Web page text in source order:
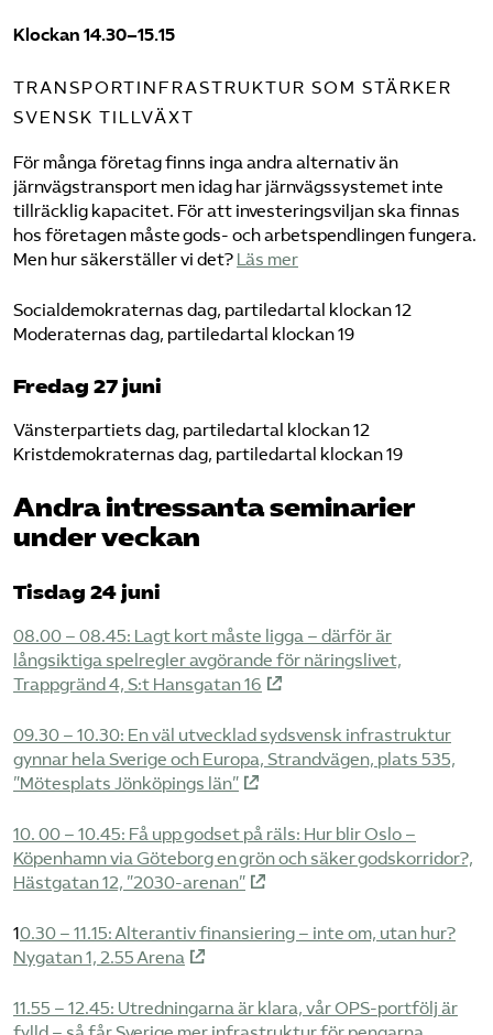
Klockan 14.30–15.15
TRANSPORTINFRASTRUKTUR SOM STÄRKER
SVENSK TILLVÄXT
För många företag finns inga andra alternativ än
järnvägstransport men idag har järnvägssystemet inte
tillräcklig kapacitet. För att investeringsviljan ska finnas
hos företagen måste gods- och arbetspendlingen fungera.
Men hur säkerställer vi det? Läs mer
Socialdemokraternas dag, partiledartal klockan 12
Moderaternas dag, partiledartal klockan 19
Fredag 27 juni
Vänsterpartiets dag, partiledartal klockan 12
Kristdemokraternas dag, partiledartal klockan 19
Andra intressanta seminarier
under veckan
Tisdag 24 juni
08.00 – 08.45: Lagt kort måste ligga – därför är
långsiktiga spelregler avgörande för näringslivet,
Trappgränd 4, S:t Hansgatan 16
09.30 – 10.30: En väl utvecklad sydsvensk infrastruktur
gynnar hela Sverige och Europa, Strandvägen, plats 535,
”Mötesplats Jönköpings län”
10. 00 – 10.45: Få upp godset på räls: Hur blir Oslo –
Köpenhamn via Göteborg en grön och säker godskorridor?,
Hästgatan 12, ”2030-arenan”
10.30 – 11.15: Alterantiv finansiering – inte om, utan hur?
Nygatan 1, 2.55 Arena
11.55 – 12.45: Utredningarna är klara, vår OPS-portfölj är